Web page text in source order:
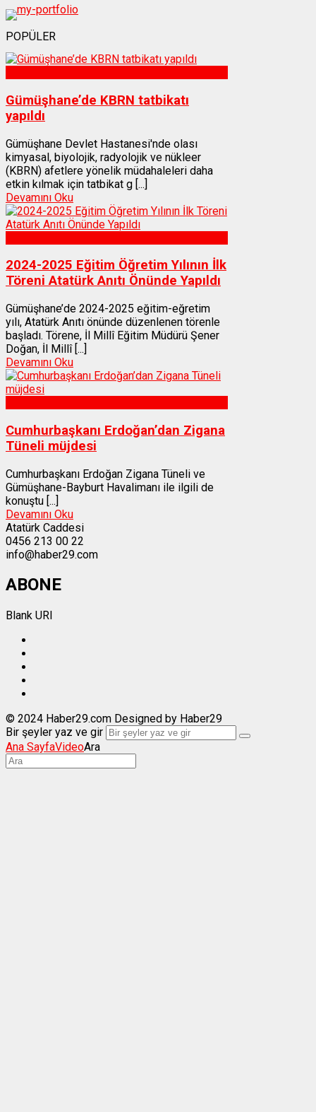
POPÜLER
Gümüşhane’de KBRN tatbikatı
yapıldı
Gümüşhane Devlet Hastanesi'nde olası
kimyasal, biyolojik, radyolojik ve nükleer
(KBRN) afetlere yönelik müdahaleleri daha
etkin kılmak için tatbikat g [...]
Devamını Oku
2024-2025 Eğitim Öğretim Yılının İlk
Töreni Atatürk Anıtı Önünde Yapıldı
Gümüşhane’de 2024-2025 eğitim-eğretim
yılı, Atatürk Anıtı önünde düzenlenen törenle
başladı. Törene, İl Millî Eğitim Müdürü Şener
Doğan, İl Millî [...]
Devamını Oku
Cumhurbaşkanı Erdoğan’dan Zigana
Tüneli müjdesi
Cumhurbaşkanı Erdoğan Zigana Tüneli ve
Gümüşhane-Bayburt Havalimanı ile ilgili de
konuştu [...]
Devamını Oku
Atatürk Caddesi
0456 213 00 22
info@haber29.com
ABONE
Blank URI
© 2024 Haber29.com Designed by Haber29
Bir şeyler yaz ve gir
Ana SayfaVideoAra